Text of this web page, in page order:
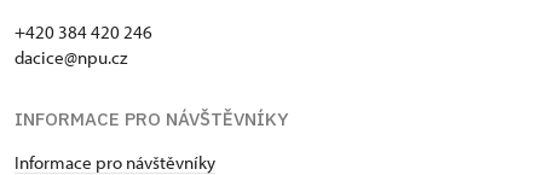
+420 384 420 246
dacice@npu.cz
INFORMACE PRO NÁVŠTĚVNÍKY
Informace pro návštěvníky